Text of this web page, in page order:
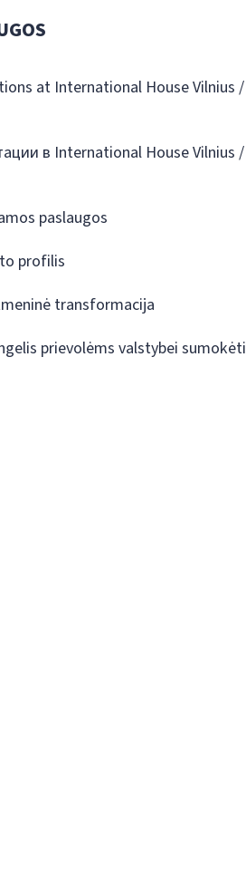
at International House Vilnius /
в International House Vilnius /
paslaugos
profilis
transformacija
prievolėms valstybei sumokėti